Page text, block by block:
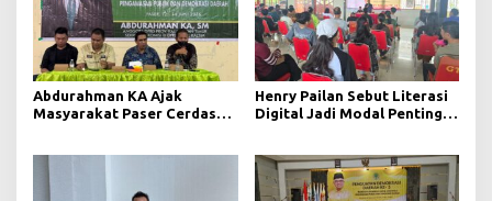
Abdurahman KA Ajak
Masyarakat Paser Cerdas
Henry Pailan Sebut Literasi
Digital Jadi Modal Penting